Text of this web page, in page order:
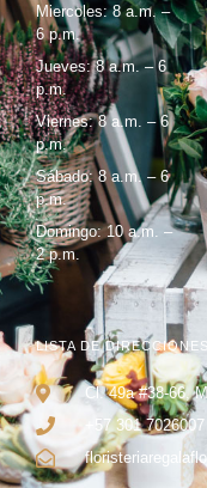
LISTA DE DIRECCIONES
Cl. 49a #38-66,
+57 301 7026007
Miercoles: 8 a.m. –
6 p.m.
Jueves: 8 a.m. – 6
p.m.
Viernes: 8 a.m. – 6
p.m.
Sábado: 8 a.m. – 6
p.m.
Domingo: 10 a.m. –
2 p.m.